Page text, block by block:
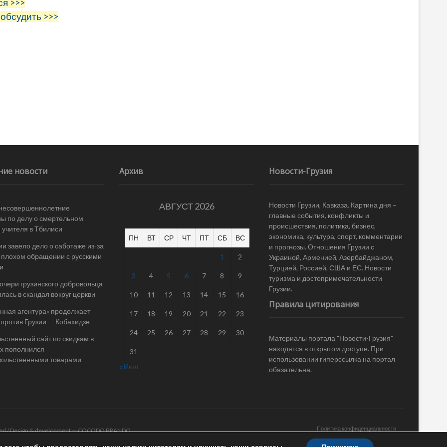
>>>
>>>
новости
по делу о смертельном
в Тбилиси
завело дело о саботаже из-за
обращении с русскими
грузинского добровольца
в скандал вокруг церкви
агентура» продолжает
Грузии — Кобахидзе
сайт по скидкам в
пополнился
товарами
Архив
АВГУСТ 2026
ПН ВТ СР ЧТ ПТ СБ ВС
1 2
3 4 5 6 7 8 9
10 11 12 13 14 15 16
17 18 19 20 21 22 23
24 25 26 27 28 29 30
31
« Июл
Новости-Грузия
Новости Грузии, Кавказа. Картина дня –
главные события, конфликты и
происшествия, политика, бизнес,
экономика, культура, спорт, комментарии
и прогнозы. Отношения Грузии с
Украиной, Арменией, Азербайджаном,
Турцией, Россией, США и ЕС. Новости
туризма и достопримечательности
Грузии.
Правила цитирования
Материалы портала "Новости-Грузия"
находятся в открытом доступе. При
использовании гиперссылка на портал
обязательна.
Политика конфиденциальности
/ Design & development —COCODO BRANDO